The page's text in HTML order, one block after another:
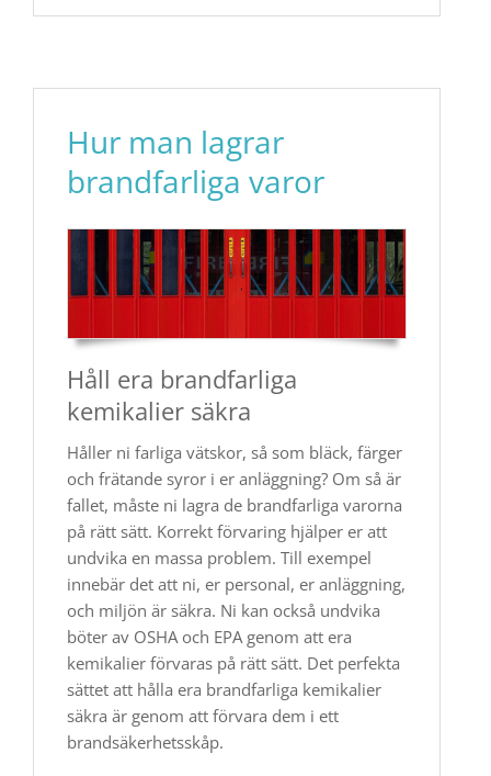
Hur man lagrar
brandfarliga varor
Håll era brandfarliga
kemikalier säkra
Håller ni farliga vätskor, så som bläck, färger
och frätande syror i er anläggning? Om så är
fallet, måste ni lagra de brandfarliga varorna
på rätt sätt. Korrekt förvaring hjälper er att
undvika en massa problem. Till exempel
innebär det att ni, er personal, er anläggning,
och miljön är säkra. Ni kan också undvika
böter av OSHA och EPA genom att era
kemikalier förvaras på rätt sätt. Det perfekta
sättet att hålla era brandfarliga kemikalier
säkra är genom att förvara dem i ett
brandsäkerhetsskåp.